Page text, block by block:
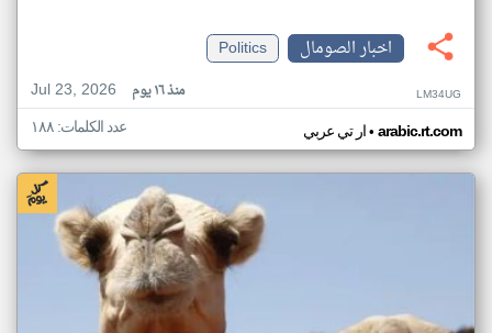
اخبار الصومال
Politics
Jul 23, 2026
منذ ١٦ يوم LM34UG
ار تي عربي• arabic.rt.com عدد الكلمات: ١٨٨